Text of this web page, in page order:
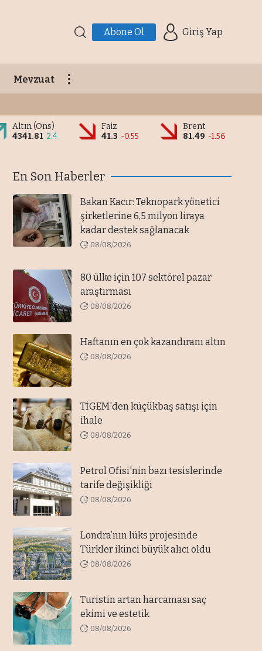
Abone Ol Giriş Yap
Mevzuat
Altın (Ons)
4341.81 2.4
Faiz
41.3 -0.55
Brent
81.49 -1.56
En Son Haberler
Bakan Kacır: Teknopark yönetici
şirketlerine 6,5 milyon liraya
kadar destek sağlanacak
08/08/2026
80 ülke için 107 sektörel pazar
araştırması
08/08/2026
Haftanın en çok kazandıranı altın
08/08/2026
TİGEM'den küçükbaş satışı için
ihale
08/08/2026
Petrol Ofisi'nin bazı tesislerinde
tarife değişikliği
08/08/2026
Londra’nın lüks projesinde
Türkler ikinci büyük alıcı oldu
08/08/2026
Turistin artan harcaması saç
ekimi ve estetik
08/08/2026